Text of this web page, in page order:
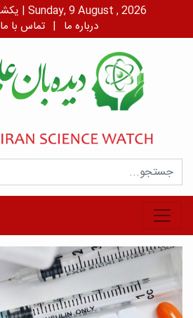
یکشنبه، ۱۸ مرداد، ۱۴۰۵ | Sunday, 9 August , 2026
درباره ما | تماس با ما